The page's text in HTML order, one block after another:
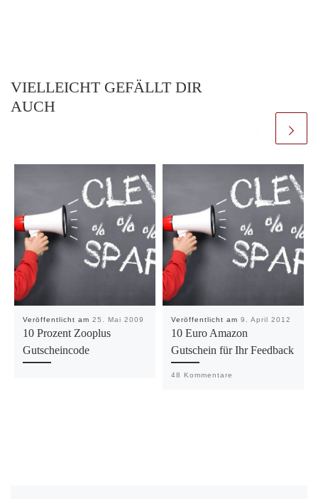
VIELLEICHT GEFÄLLT DIR
AUCH
Veröffentlicht am 25. Mai 2009
10 Prozent Zooplus
Gutscheincode
Veröffentlicht am 9. April 2012
10 Euro Amazon
Gutschein für Ihr Feedback
48 Kommentare